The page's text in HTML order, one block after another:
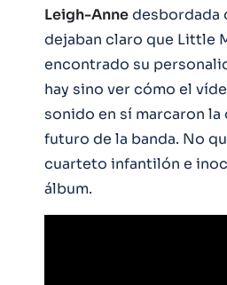
Leigh-Annedesbordada
dejaban claro que Little
encontrado su
hay sino ver cómo el
sonido en sí marcaron
futuro de la banda. No
cuarteto infantilón e
álbum.